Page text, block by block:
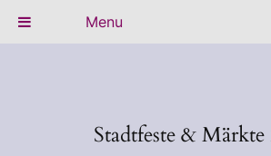
Menu
Stadtfeste & Märkte